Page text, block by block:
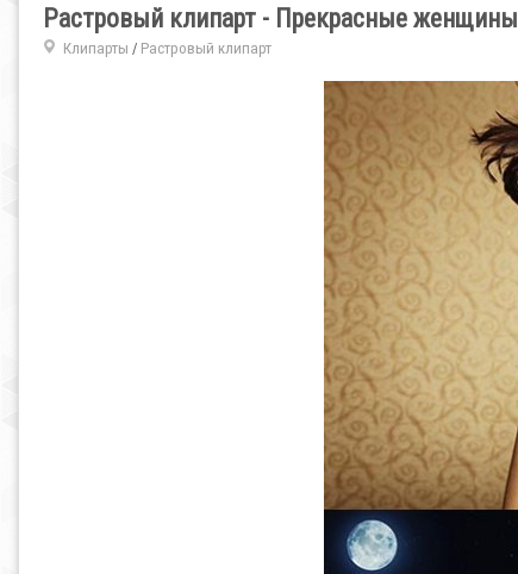
Растровый клипарт - Прекрасные женщины
Клипарты / Растровый клипарт